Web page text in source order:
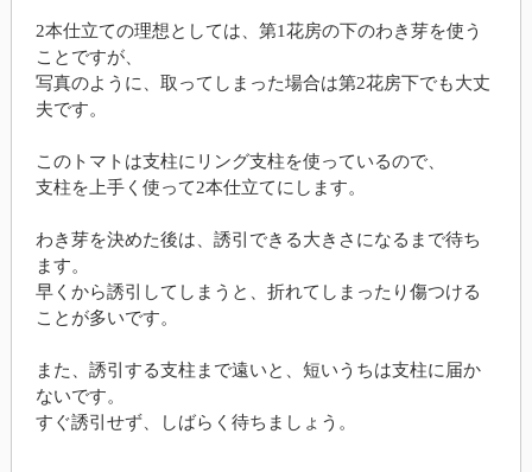
2本仕立ての理想としては、第1花房の下のわき芽を使う
ことですが、
写真のように、取ってしまった場合は第2花房下でも大丈
夫です。
このトマトは支柱にリング支柱を使っているので、
支柱を上手く使って2本仕立てにします。
わき芽を決めた後は、誘引できる大きさになるまで待ち
ます。
早くから誘引してしまうと、折れてしまったり傷つける
ことが多いです。
また、誘引する支柱まで遠いと、短いうちは支柱に届か
ないです。
すぐ誘引せず、しばらく待ちましょう。